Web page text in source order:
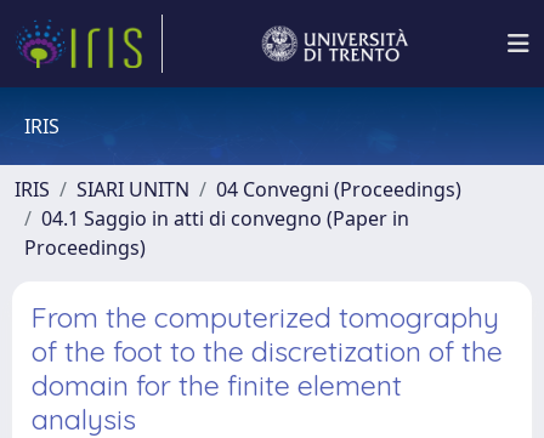
IRIS
IRIS SIARI UNITN
04 Convegni (Proceedings)
04.1 Saggio in atti di convegno (Paper in
Proceedings)
From the computerized tomography
of the foot to the discretization of the
domain for the finite element
analysis